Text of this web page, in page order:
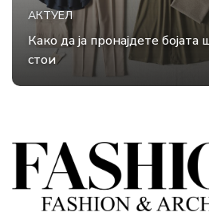
АКТУЕЛ
Како да ја пронајдете
стои